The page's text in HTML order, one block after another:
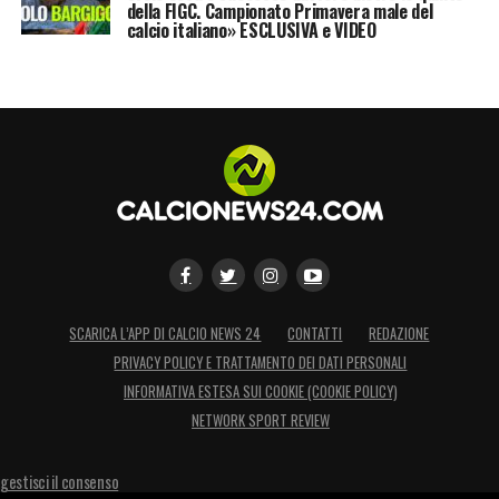
pronunciata sulla concretizzazione del
Vialli con ruoli attivi all’interno della FIGC,
nelle prossime settimane il dubbio verrà
sciolto e ne sapremo certamente di più.
della FIGC. Campionato Primavera male del
calcio italiano» ESCLUSIVA e VIDEO
SCARICA L’APP DI CALCIO NEWS 24 CONTATTI
REDAZIONE
PRIVACY POLICY E TRATTAMENTO DEI DATI PERSONALI
INFORMATIVA ESTESA SUI COOKIE (COOKIE POLICY)
NETWORK SPORT REVIEW
gestisci il consenso